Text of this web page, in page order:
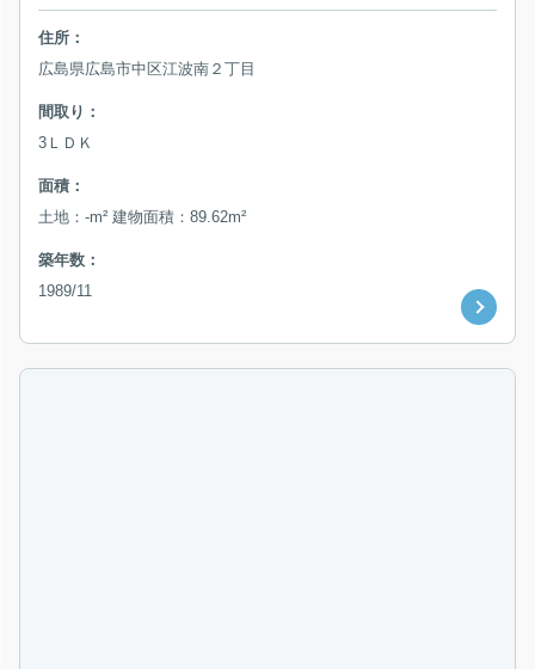
住所：
広島県広島市中区江波南２丁目
間取り：
3ＬＤＫ
面積：
土地：-m² 建物面積：89.62m²
築年数：
1989/11